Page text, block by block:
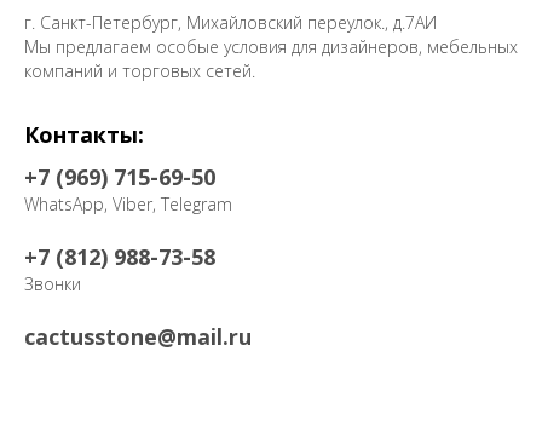
г. Санкт-Петербург, Михайловский переулок., д.7АИ
Мы предлагаем особые условия для дизайнеров, мебельных
компаний и торговых сетей.
Контакты:
+7 (969) 715-69-50
WhatsApp, Viber, Telegram
+7 (812) 988-73-58
Звонки
cactusstone@mail.ru